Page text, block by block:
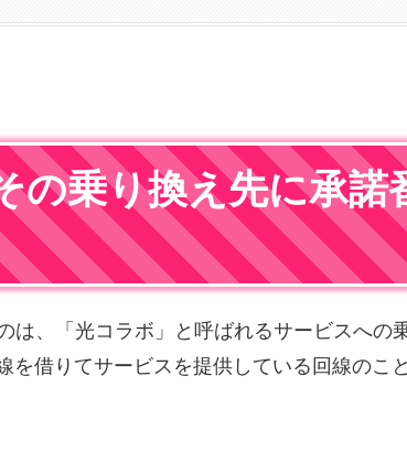
の乗り換え先に承諾
は、「光コラボ」と呼ばれるサービスへの
を借りてサービスを提供している回線のこ